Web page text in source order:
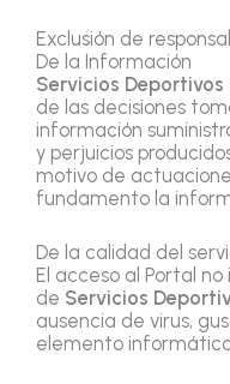
Exclusión de
De la Información
Servicios Deportivos
de las decisiones
información
y perjuicios
motivo de
fundamento la
De la calidad del
El acceso al Portal
de Servicios
ausencia de virus,
elemento